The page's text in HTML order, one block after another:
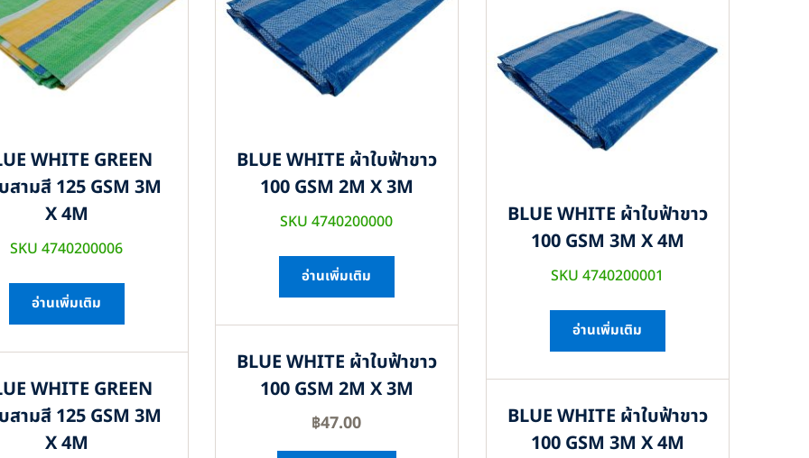
WHITE GREEN
สามสี 125 GSM 3M
X 4M
SKU 4740200006
อ่านเพิ่มเติม
WHITE GREEN
สามสี 125 GSM 3M
X 4M
BLUE WHITE ผ้าใบฟ้าขาว
100 GSM 2M X 3M
SKU 4740200000
อ่านเพิ่มเติม
BLUE WHITE ผ้าใบฟ้าขาว
100 GSM 2M X 3M
฿47.00
BLUE WHITE ผ้าใบฟ้าขาว
100 GSM 3M X 4M
SKU 4740200001
อ่านเพิ่มเติม
BLUE WHITE ผ้าใบฟ้าขาว
100 GSM 3M X 4M